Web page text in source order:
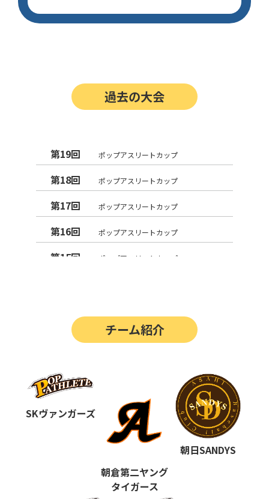
過去の大会
第19回 ポップアスリートカップ
第18回 ポップアスリートカップ
第17回 ポップアスリートカップ
第16回 ポップアスリートカップ
第15回 ポップアスリートカップ
第12回 決勝戦の動画はこちらから
第11回
第10回 ポップアスリートカップ
ポップアスリートカップ
ポップアスリートカップ
チーム紹介
SKヴァンガーズ
朝倉第二ヤング
タイガース
朝日SANDYS